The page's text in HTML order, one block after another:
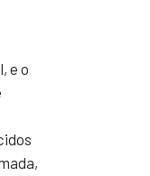
e o